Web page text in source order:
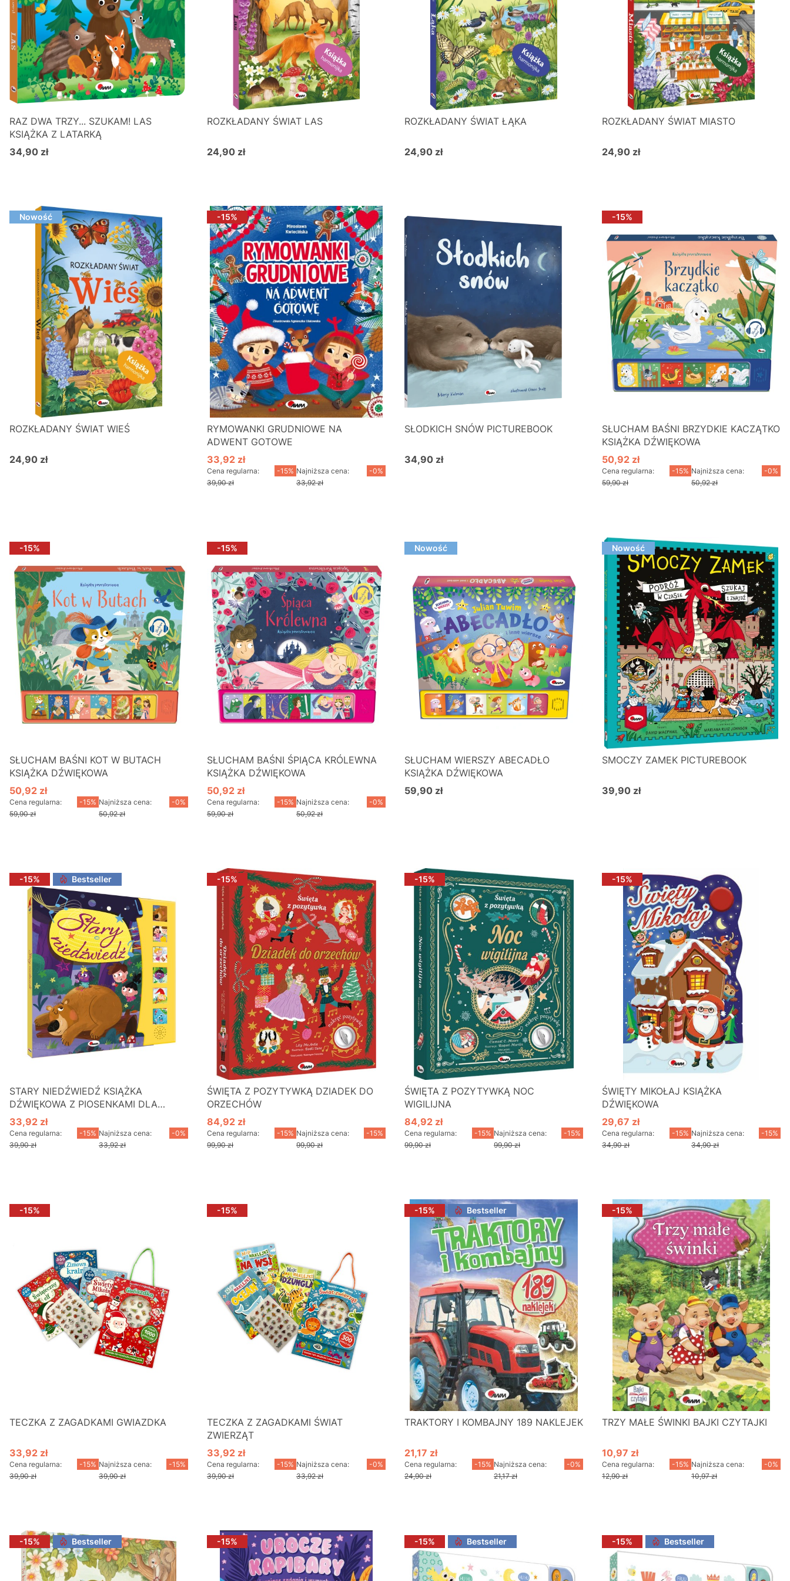
RAZ DWA TRZY... SZUKAM! LAS
KSIĄŻKA Z LATARKĄ
Cena
34,90 zł
ROZKŁADANY ŚWIAT LAS
Cena
24,90 zł
ROZKŁADANY ŚWIAT ŁĄKA
Cena
24,90 zł
ROZKŁADANY ŚWIAT MIASTO
Cena
24,90 zł
Nowość
ROZKŁADANY ŚWIAT WIEŚ
Cena
24,90 zł
-15%
RYMOWANKI GRUDNIOWE NA
ADWENT GOTOWE
Cena promocyjna
33,92 zł
Cena regularna:
39,90 zł
-15% Najniższa cena:
33,92 zł
-0%
SŁODKICH SNÓW PICTUREBOOK
Cena
34,90 zł
-15%
SŁUCHAM BAŚNI BRZYDKIE KACZĄTKO
KSIĄŻKA DŹWIĘKOWA
Cena promocyjna
50,92 zł
Cena regularna:
59,90 zł
-15% Najniższa cena:
50,92 zł
-0%
-15%
SŁUCHAM BAŚNI KOT W BUTACH
KSIĄŻKA DŹWIĘKOWA
Cena promocyjna
50,92 zł
Cena regularna:
59,90 zł
-15% Najniższa cena:
50,92 zł
-0%
-15%
SŁUCHAM BAŚNI ŚPIĄCA KRÓLEWNA
KSIĄŻKA DŹWIĘKOWA
Cena promocyjna
50,92 zł
Cena regularna:
59,90 zł
-15% Najniższa cena:
50,92 zł
-0%
Nowość
SŁUCHAM WIERSZY ABECADŁO
KSIĄŻKA DŹWIĘKOWA
Cena
59,90 zł
Nowość
SMOCZY ZAMEK PICTUREBOOK
Cena
39,90 zł
-15% Bestseller
STARY NIEDŹWIEDŹ KSIĄŻKA
DŹWIĘKOWA Z PIOSENKAMI DLA
DZIECI
Cena promocyjna
33,92 zł
Cena regularna:
39,90 zł
-15% Najniższa cena:
33,92 zł
-0%
-15%
ŚWIĘTA Z POZYTYWKĄ DZIADEK DO
ORZECHÓW
Cena promocyjna
84,92 zł
Cena regularna:
99,90 zł
-15% Najniższa cena:
99,90 zł
-15%
-15%
ŚWIĘTA Z POZYTYWKĄ NOC
WIGILIJNA
Cena promocyjna
84,92 zł
Cena regularna:
99,90 zł
-15% Najniższa cena:
99,90 zł
-15%
-15%
ŚWIĘTY MIKOŁAJ KSIĄŻKA
DŹWIĘKOWA
Cena promocyjna
29,67 zł
Cena regularna:
34,90 zł
-15% Najniższa cena:
34,90 zł
-15%
-15%
TECZKA Z ZAGADKAMI GWIAZDKA
Cena promocyjna
33,92 zł
Cena regularna:
39,90 zł
-15% Najniższa cena:
39,90 zł
-15%
-15%
TECZKA Z ZAGADKAMI ŚWIAT
ZWIERZĄT
Cena promocyjna
33,92 zł
Cena regularna:
39,90 zł
-15% Najniższa cena:
33,92 zł
-0%
-15% Bestseller
TRAKTORY I KOMBAJNY 189 NAKLEJEK
Cena promocyjna
21,17 zł
Cena regularna:
24,90 zł
-15% Najniższa cena:
21,17 zł
-0%
-15%
TRZY MAŁE ŚWINKI BAJKI CZYTAJKI
Cena promocyjna
10,97 zł
Cena regularna:
12,90 zł
-15% Najniższa cena:
10,97 zł
-0%
-15% Bestseller -15% -15% Bestseller -15% Bestseller